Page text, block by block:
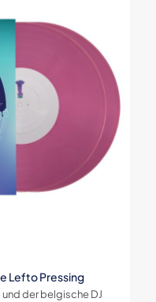
Lefto Pressing
der belgische DJ